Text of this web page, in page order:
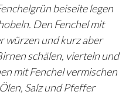
beiseite legen
Den Fenchel mit
würzen und kurz aber
schälen, vierteln und
mit Fenchel vermischen
Salz und Pfeffer